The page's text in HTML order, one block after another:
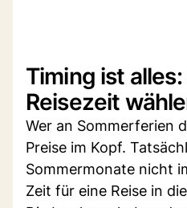
Timing ist
Reisezeit
Wer an Sommerferien
Preise im Kopf.
Sommermonate nicht
Zeit für eine Reise in